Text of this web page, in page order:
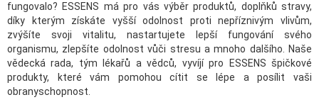
fungovalo? ESSENS má pro vás výběr produktů, doplňků stravy,
díky kterým získáte vyšší odolnost proti nepříznivým vlivům,
zvýšíte svoji vitalitu, nastartujete lepší fungování svého
organismu, zlepšíte odolnost vůči stresu a mnoho dalšího. Naše
vědecká rada, tým lékařů a vědců, vyvíjí pro ESSENS špičkové
produkty, které vám pomohou cítit se lépe a posílit vaši
obranyschopnost.